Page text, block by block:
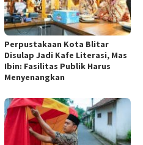
Perpustakaan Kota Blitar
Disulap Jadi Kafe Literasi, Mas
Ibin: Fasilitas Publik Harus
Menyenangkan